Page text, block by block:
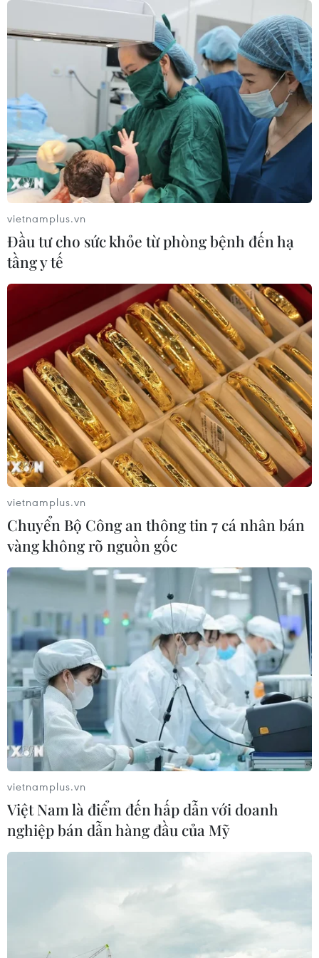
Đà Nẵng: Sóng cuốn 4 người tại Mũi
Nghê, 3 người mất tích
08/08/2026 06:02
Vượt lên di chứng chất độc da cam,
chàng trai Đồng Tháp tự tin làm chủ
cuộc đời
08/08/2026 06:00
Dắt chó đi dạo không đúng quy
định, bị phạt đến 2 triệu đồng?
08/08/2026 04:16
Thổ Nhĩ Kỳ tăng cường truy quét IS,
bắt giữ hơn 100 nghi phạm
07/08/2026 14:55
Tây Ban Nha triệt phá đường dây
buôn người xuyên Địa Trung Hải
Hy Lạp tạm giam một thị trưởng tình
nghi gây thảm họa cháy rừng
Sri Lanka tăng cường ngăn chặn
trang web cá cược trực tuyến
07/08/2026 11:39
Indonesia nỗ lực khống chế cháy
rừng tại Vườn Quốc gia Núi Bromo
07/08/2026 10:56
Sri Lanka triển khai quân đội sau làn
vietnamplus.vn
Đầu tư cho sức khỏe từ phòng bệnh đến hạ
tầng y tế
vietnamplus.vn
Chuyển Bộ Công an thông tin 7 cá nhân bán
vàng không rõ nguồn gốc
vietnamplus.vn
Việt Nam là điểm đến hấp dẫn với doanh
nghiệp bán dẫn hàng đầu của Mỹ